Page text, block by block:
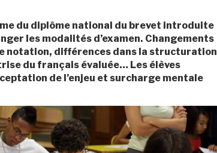
du diplôme national du brevet introduite
les modalités d’examen. Changements
notation, différences dans la structuration
du français évaluée… Les élèves
de l’enjeu et surcharge mentale